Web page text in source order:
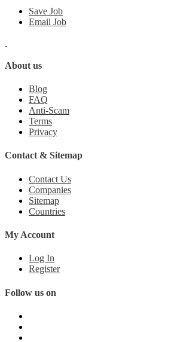
Save Job
Email Job
About us
Blog
FAQ
Anti-Scam
Terms
Privacy
Contact & Sitemap
Contact Us
Companies
Sitemap
Countries
My Account
Log In
Register
Follow us on